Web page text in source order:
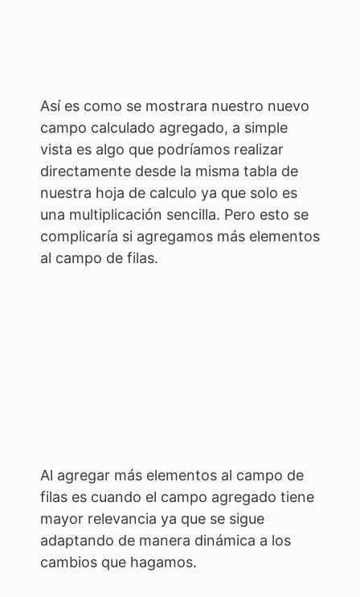
Así es como se mostrara nuestro nuevo
campo calculado agregado, a simple
vista es algo que podríamos realizar
directamente desde la misma tabla de
nuestra hoja de calculo ya que solo es
una multiplicación sencilla. Pero esto se
complicaría si agregamos más elementos
al campo de filas.
Al agregar más elementos al campo de
filas es cuando el campo agregado tiene
mayor relevancia ya que se sigue
adaptando de manera dinámica a los
cambios que hagamos.